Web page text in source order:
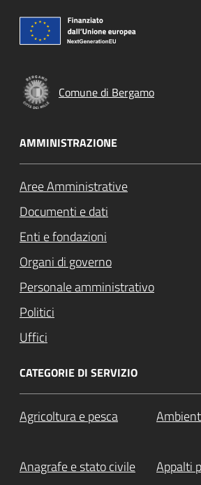
Comune di Bergamo
AMMINISTRAZIONE
Aree Amministrative
Documenti e dati
Enti e fondazioni
Organi di governo
Personale amministrativo
Politici
Uffici
CATEGORIE DI SERVIZIO
Agricoltura e pesca
Anagrafe e stato civile Appalti